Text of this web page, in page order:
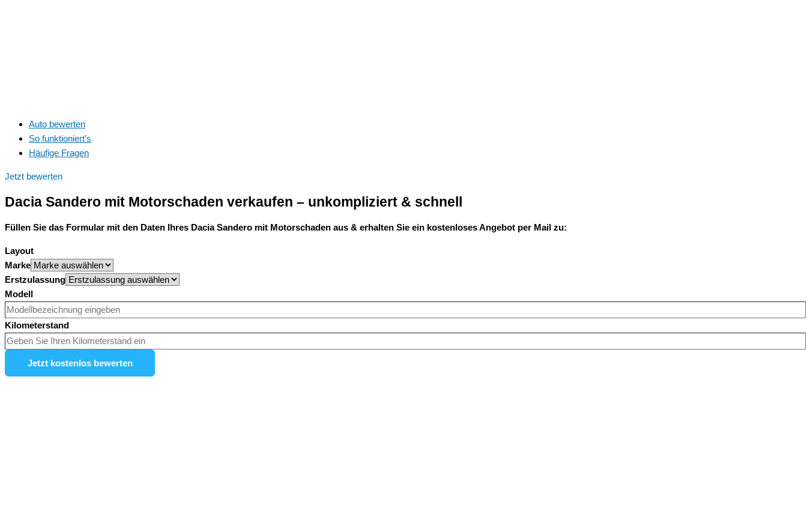
Auto bewerten
So funktioniert’s
Häufige Fragen
Jetzt bewerten
Dacia Sandero mit Motorschaden verkaufen – unkompliziert & schnell
Füllen Sie das Formular mit den Daten Ihres Dacia Sandero mit Motorschaden aus & erhalten Sie ein kostenloses Angebot per Mail zu:
Layout
Marke
Erstzulassung
Modell
Kilometerstand
Jetzt kostenlos bewerten